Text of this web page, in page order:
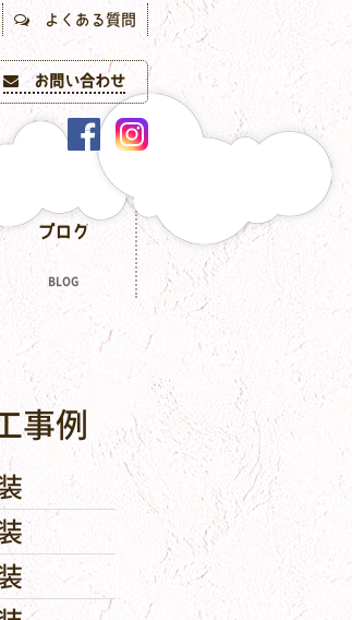
よくある質問
お問い合わせ
BLOG
ブログ
事例